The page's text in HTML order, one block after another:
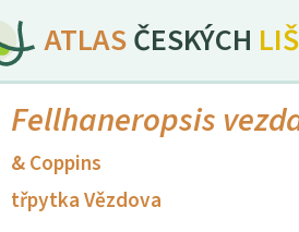
ATLASČESKÝCH
Fellhaneropsis
& Coppins
třpytka Vězdova